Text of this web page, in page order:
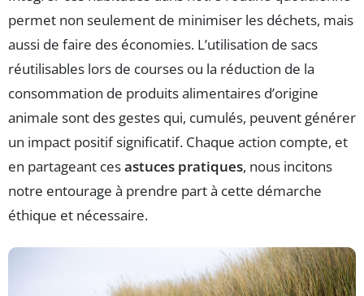
permet non seulement de minimiser les déchets, mais
aussi de faire des économies. L’utilisation de sacs
réutilisables lors de courses ou la réduction de la
consommation de produits alimentaires d’origine
animale sont des gestes qui, cumulés, peuvent générer
un impact positif significatif. Chaque action compte, et
en partageant cesastuces pratiques, nous incitons
notre entourage à prendre part à cette démarche
éthique et nécessaire.